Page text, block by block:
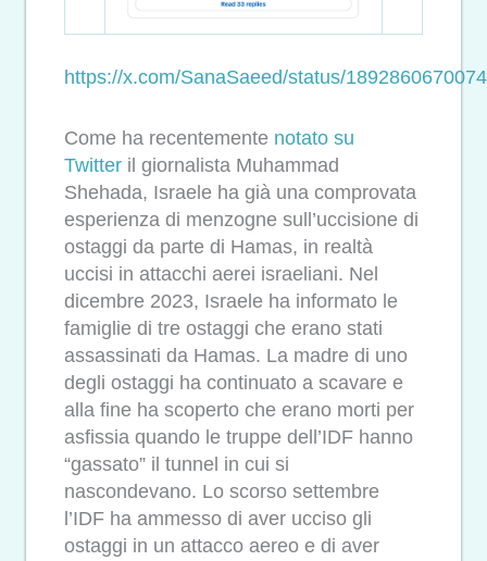
https://x.com/SanaSaeed/status/
Come ha recentemente notato su
Twitter il giornalista Muhammad
Shehada, Israele ha già una comprovata
esperienza di menzogne sull’uccisione di
ostaggi da parte di Hamas, in realtà
uccisi in attacchi aerei israeliani. Nel
dicembre 2023, Israele ha informato le
famiglie di tre ostaggi che erano stati
assassinati da Hamas. La madre di uno
degli ostaggi ha continuato a scavare e
alla fine ha scoperto che erano morti per
asfissia quando le truppe dell’IDF hanno
“gassato” il tunnel in cui si
nascondevano. Lo scorso settembre
l’IDF ha ammesso di aver ucciso gli
ostaggi in un attacco aereo e di aver